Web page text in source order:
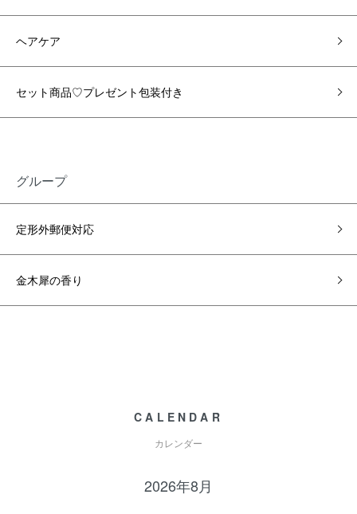
ヘアケア
セット商品♡プレゼント包装付き
グループ
定形外郵便対応
金木犀の香り
CALENDAR
カレンダー
2026年8月